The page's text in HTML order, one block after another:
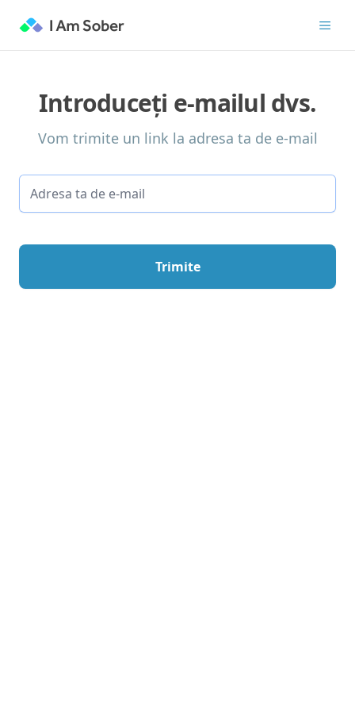
Introduceți e-mailul dvs.
Vom trimite un link la adresa ta de e-mail
Trimite